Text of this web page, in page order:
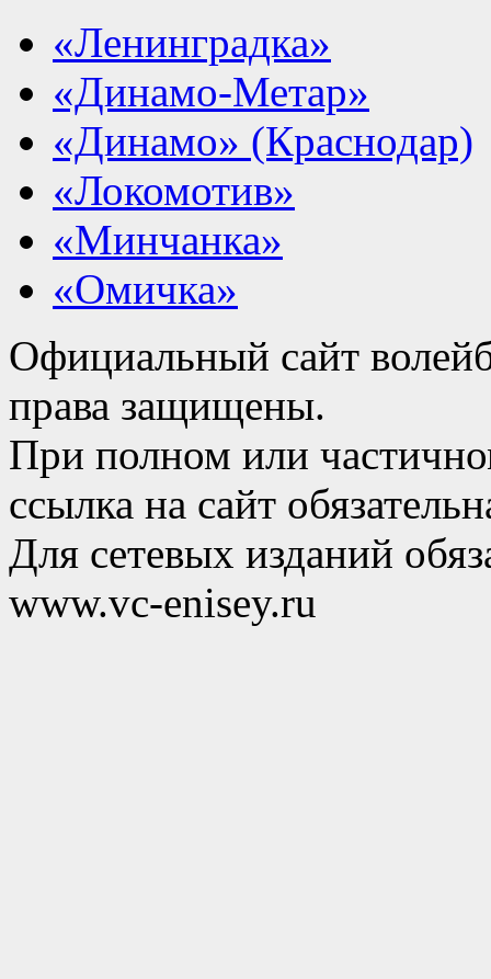
«Ленинградка»
«Динамо-Метар»
«Динамо» (Краснодар)
«Локомотив»
«Минчанка»
«Омичка»
Официальный сайт
права защищены.
При полном или
ссылка на сайт
Для сетевых изданий
www.vc-enisey.ru